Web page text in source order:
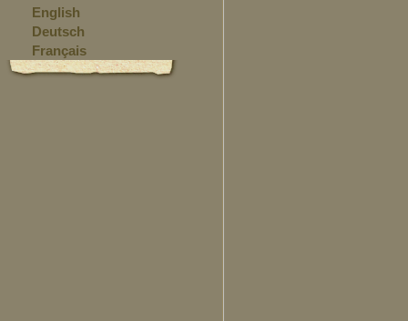
English
Deutsch
Français